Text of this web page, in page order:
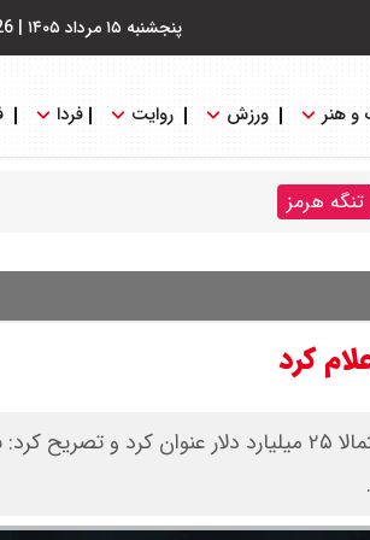
پنجشنبه ۱۵ مرداد ۱۴۰۵ |
و هنر ورزش روایت فردا
تنگه هرمز
کرد
معاون اجرایی رئیس‌جمهور مجموع دارایی‌های ایران که قرار است آزاد شود را احتمالا ۲۵ میلیارد دلار عنوان